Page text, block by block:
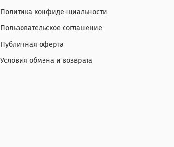
Политика конфиденциальности
Пользовательское соглашение
Публичная оферта
Условия обмена и возврата